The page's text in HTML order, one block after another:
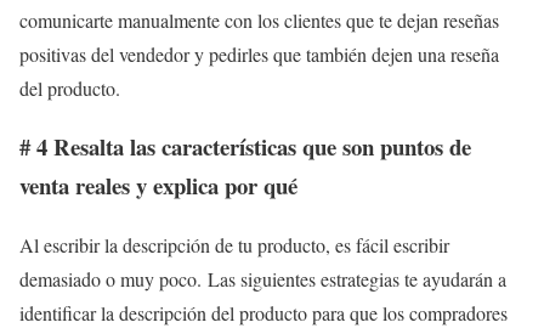
comunicarte manualmente con los clientes que te dejan reseñas
positivas del vendedor y pedirles que también dejen una reseña
del producto.
# 4 Resalta las características que son puntos de
venta reales y explica por qué
Al escribir la descripción de tu producto, es fácil escribir
demasiado o muy poco. Las siguientes estrategias te ayudarán a
identificar la descripción del producto para que los compradores